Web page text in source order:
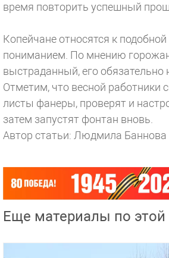
время повторить успешный
Копейчане относятся к
пониманием. По мнению
выстраданный, его обязательно
Отметим, что весной работники
листы фанеры, проверят и
затем запустят фонтан вновь.
Автор статьи: Людмила Баннова
Еще материалы по этой